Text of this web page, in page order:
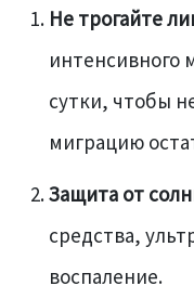
Не трогайте
интенсивного
сутки, чтобы
миграцию
Защита от
средства,
воспаление.